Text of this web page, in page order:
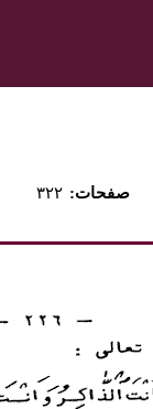
۳۲۲ :صفحات